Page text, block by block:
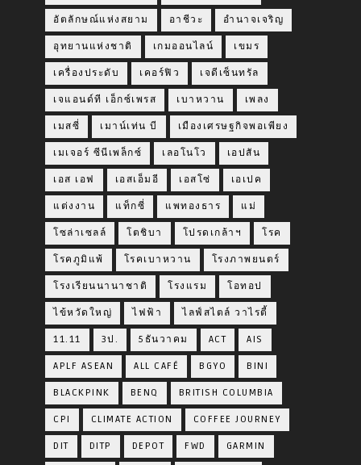
อัตลักษณ์แห่งสยาม อาชีวะ อำนาจเจริญ
อุทยานแห่งชาติ เกมออนไลน์ เขมร
เครื่องประดับ เคอร์ฟิว เจดีเซ็นทรัล
เจแอนด์ที เอ็กซ์เพรส เบาหวาน เพลง
เมสซี่ เมาน์เท่น บี เมืองเศรษฐกิจพอเพียง
เมเจอร์ ซีนีเพล็กซ์ เลอโนโว เอปสัน
เอส เอฟ เอสเอ็มอี เอสโซ่ เอเปค
แต่งงาน แท็กซี่ แพทองธาร แม่
โซล่าเซลล์ โตชิบา โปรดเกล้าฯ โรค
โรคภูมิแพ้ โรคเบาหวาน โรงภาพยนตร์
โรงเรียนนานาชาติ โรงแรม โอทอป
ไข้หวัดใหญ่ ไฟฟ้า ไลฟ์สไตล์ วาไรตี้
11.11 3ป. 5ธันวาคม ACT AIS
APLF ASEAN ALL CAFÉ BGYO BINI
BLACKPINK BENQ BRITISH COLUMBIA
CPI CLIMATE ACTION COFFEE JOURNEY
DIT DITP DEPOT FWD GARMIN